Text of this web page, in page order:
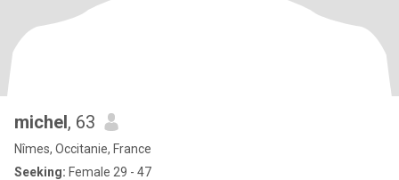
michel, 63
Nîmes, Occitanie, France
Seeking: Female 29 - 47